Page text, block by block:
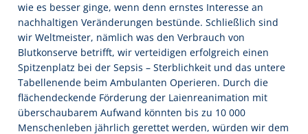
wie es besser ginge, wenn denn ernstes Interesse an
nachhaltigen Veränderungen bestünde. Schließlich sind
wir Weltmeister, nämlich was den Verbrauch von
Blutkonserve betrifft, wir verteidigen erfolgreich einen
Spitzenplatz bei der Sepsis – Sterblichkeit und das untere
Tabellenende beim Ambulanten Operieren. Durch die
flächendeckende Förderung der Laienreanimation mit
überschaubarem Aufwand könnten bis zu 10 000
Menschenleben jährlich gerettet werden, würden wir dem